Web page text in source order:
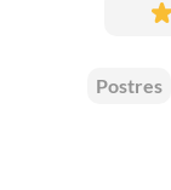
Postres